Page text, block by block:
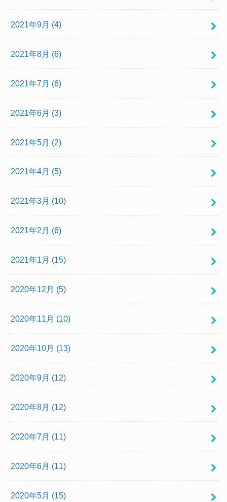
2021年9月 (4)
2021年8月 (6)
2021年7月 (6)
2021年6月 (3)
2021年5月 (2)
2021年4月 (5)
2021年3月 (10)
2021年2月 (6)
2021年1月 (15)
2020年12月 (5)
2020年11月 (10)
2020年10月 (13)
2020年9月 (12)
2020年8月 (12)
2020年7月 (11)
2020年6月 (11)
2020年5月 (15)